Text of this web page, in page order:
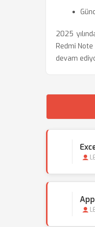
2025
Redmi
devam